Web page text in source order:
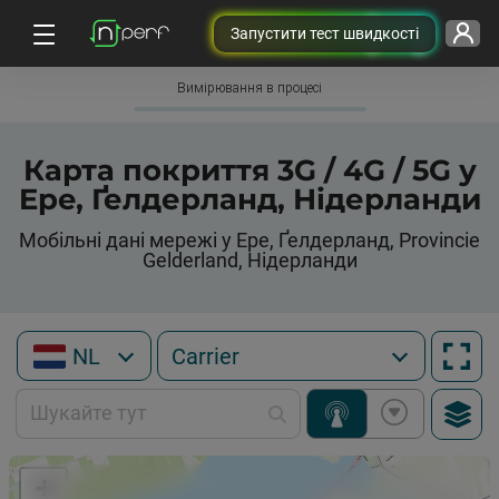
Запустити тест швидкості
Вимірювання в процесі
Карта покриття 3G / 4G / 5G у
Epe, Ґелдерланд, Нідерланди
Мобільні дані мережі у Epe, Ґелдерланд, Provincie
Gelderland, Нідерланди
NL